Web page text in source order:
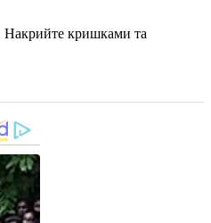
Накрийте кришками та